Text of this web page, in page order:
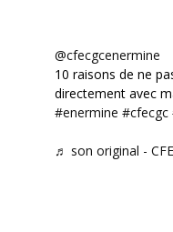
@cfecgcenermine
10 raisons de ne
directement avec
#enermine #cfecgc
♬ son original -